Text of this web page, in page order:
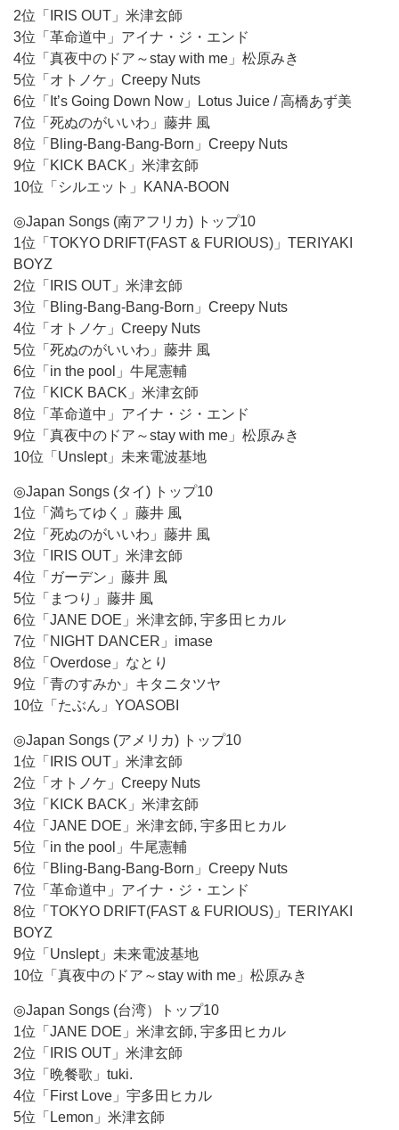
2位「IRIS OUT」米津玄師
3位「革命道中」アイナ・ジ・エンド
4位「真夜中のドア～stay with me」松原みき
5位「オトノケ」Creepy Nuts
6位「It’s Going Down Now」Lotus Juice / 高橋あず美
7位「死ぬのがいいわ」藤井 風
8位「Bling-Bang-Bang-Born」Creepy Nuts
9位「KICK BACK」米津玄師
10位「シルエット」KANA-BOON
◎Japan Songs (南アフリカ) トップ10
1位「TOKYO DRIFT(FAST & FURIOUS)」TERIYAKI
BOYZ
2位「IRIS OUT」米津玄師
3位「Bling-Bang-Bang-Born」Creepy Nuts
4位「オトノケ」Creepy Nuts
5位「死ぬのがいいわ」藤井 風
6位「in the pool」牛尾憲輔
7位「KICK BACK」米津玄師
8位「革命道中」アイナ・ジ・エンド
9位「真夜中のドア～stay with me」松原みき
10位「Unslept」未来電波基地
◎Japan Songs (タイ) トップ10
1位「満ちてゆく」藤井 風
2位「死ぬのがいいわ」藤井 風
3位「IRIS OUT」米津玄師
4位「ガーデン」藤井 風
5位「まつり」藤井 風
6位「JANE DOE」米津玄師, 宇多田ヒカル
7位「NIGHT DANCER」imase
8位「Overdose」なとり
9位「青のすみか」キタニタツヤ
10位「たぶん」YOASOBI
◎Japan Songs (アメリカ) トップ10
1位「IRIS OUT」米津玄師
2位「オトノケ」Creepy Nuts
3位「KICK BACK」米津玄師
4位「JANE DOE」米津玄師, 宇多田ヒカル
5位「in the pool」牛尾憲輔
6位「Bling-Bang-Bang-Born」Creepy Nuts
7位「革命道中」アイナ・ジ・エンド
8位「TOKYO DRIFT(FAST & FURIOUS)」TERIYAKI
BOYZ
9位「Unslept」未来電波基地
10位「真夜中のドア～stay with me」松原みき
◎Japan Songs (台湾）トップ10
1位「JANE DOE」米津玄師, 宇多田ヒカル
2位「IRIS OUT」米津玄師
3位「晩餐歌」tuki.
4位「First Love」宇多田ヒカル
5位「Lemon」米津玄師